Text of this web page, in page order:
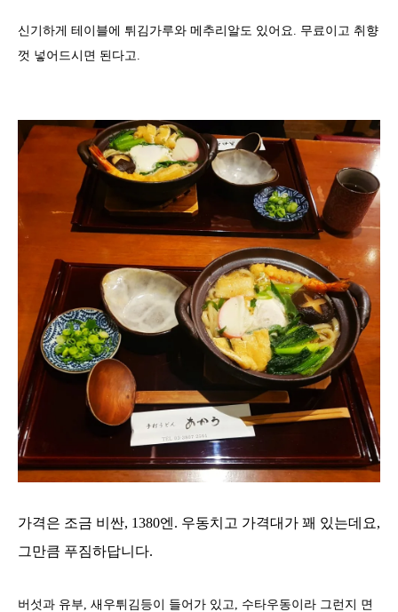
신기하게 테이블에 튀김가루와 메추리알도 있어요. 무료이고 취향
껏 넣어드시면 된다고.
가격은 조금 비싼, 1380엔. 우동치고 가격대가 꽤 있는데요,
그만큼 푸짐하답니다.
버섯과 유부, 새우튀김등이 들어가 있고, 수타우동이라 그런지 면